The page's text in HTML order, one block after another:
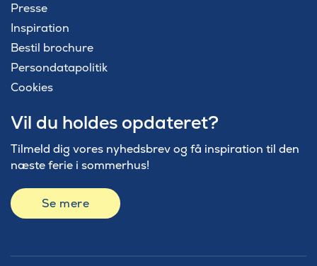
Presse
Inspiration
Bestil brochure
Persondatapolitik
Cookies
Vil du holdes opdateret?
Tilmeld dig vores nyhedsbrev og få inspiration til den
næste ferie i sommerhus!
Se mere